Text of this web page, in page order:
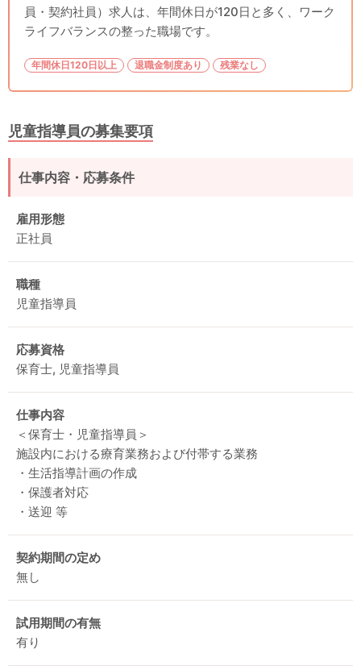
員・契約社員）求人は、年間休日が120日と多く、ワーク
ライフバランスの整った職場です。
年間休日120日以上 退職金制度あり 残業なし
児童指導員の募集要項
仕事内容・応募条件
雇用形態
正社員
職種
児童指導員
応募資格
保育士, 児童指導員
仕事内容
＜保育士・児童指導員＞
施設内における療育業務および付帯する業務
・生活指導計画の作成
・保護者対応
・送迎 等
契約期間の定め
無し
試用期間の有無
有り